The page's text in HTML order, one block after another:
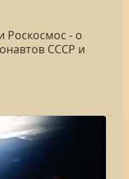
Роскосмос - о
СССР и